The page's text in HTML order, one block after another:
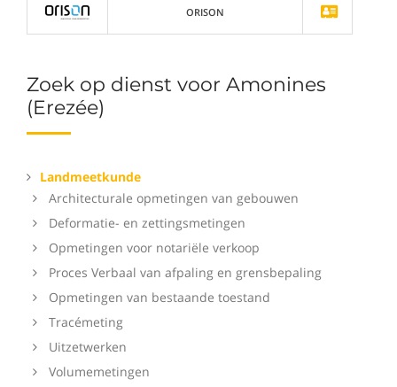
Zoek op dienst voor Amonines
(Erezée)
Landmeetkunde
Architecturale opmetingen van gebouwen
Deformatie- en zettingsmetingen
Opmetingen voor notariële verkoop
Proces Verbaal van afpaling en grensbepaling
Opmetingen van bestaande toestand
Tracémeting
Uitzetwerken
Volumemetingen
ORISON